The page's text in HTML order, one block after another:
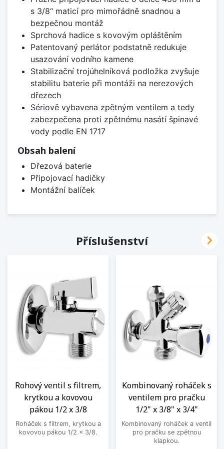
s 3/8“ maticí pro mimořádně snadnou a
bezpečnou montáž
Sprchová hadice s kovovým opláštěním
Patentovaný perlátor podstatně redukuje
usazování vodního kamene
Stabilizační trojúhelníková podložka zvyšuje
stabilitu baterie při montáži na nerezových
dřezech
Sériově vybavena zpětným ventilem a tedy
zabezpečena proti zpětnému nasátí špinavé
vody podle EN 1717
Obsah balení
Dřezová baterie
Připojovací hadičky
Montážní balíček
Příslušenství
Rohový ventil s filtrem,
krytkou a kovovou
pákou 1/2 x 3/8
Roháček s filtrem, krytkou a
kovovou pákou 1/2 x 3/8.
Kombinovaný roháček s
ventilem pro pračku
1/2" x 3/8" x 3/4"
Kombinovaný roháček a ventil
pro pračku se zpětnou
klapkou.
